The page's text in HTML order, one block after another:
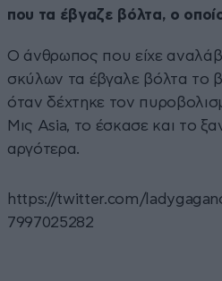
που τα έβγαζε βόλτα, ο
Ο άνθρωπος που είχε
σκύλων τα έβγαλε βόλτα το
όταν δέχτηκε τον
Μις Asia, το έσκασε και το
αργότερα.
https://twitter.com/
7997025282